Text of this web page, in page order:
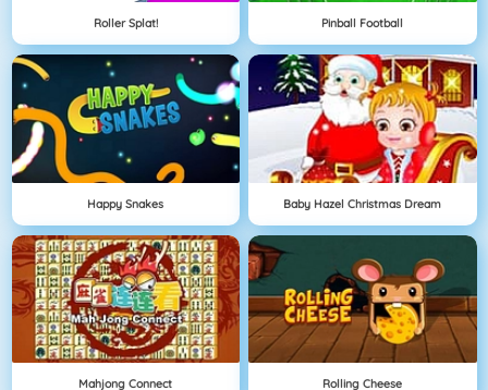
Roller Splat! Pinball Football
Happy Snakes Baby Hazel Christmas Dream
Mahjong Connect Rolling Cheese